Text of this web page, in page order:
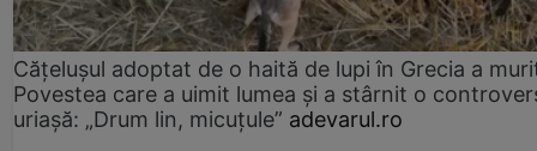
Cățelușul adoptat de o haită de lupi în Grecia a
Povestea care a uimit lumea și a stârnit o
uriașă: „Drum lin, micuțule” adevarul.ro